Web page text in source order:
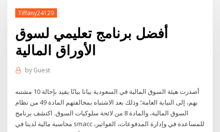
Tiffany24129
أفضل برنامج تعليمي لسوق
الأوراق المالية
by Guest
أصدرت هيئة السوق المالية في السعودية بيانا بيانًا يفيد بإحالة 10 مشتبه
بهم، إلى النيابة العامة؛ وذلك بعد الاشتباه بمخالفتهم المادة 49 من نظام
السوق المالية، والمادة 8 من لائحة سلوكيات السوق. اكتشف برنامج
محاسبة مالية لدينا في smacc للمساعدة في وإدارة المدفوعات، الفواتير،